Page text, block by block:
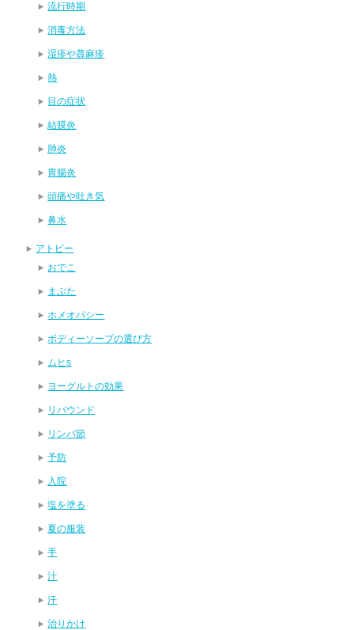
流行時期
消毒方法
湿疹や蕁麻疹
熱
目の症状
結膜炎
肺炎
胃腸炎
頭痛や吐き気
鼻水
アトピー
おでこ
まぶた
ホメオパシー
ボディーソープの選び方
ムヒs
ヨーグルトの効果
リバウンド
リンパ節
予防
入院
塩を塗る
夏の服装
手
汁
汗
治りかけ